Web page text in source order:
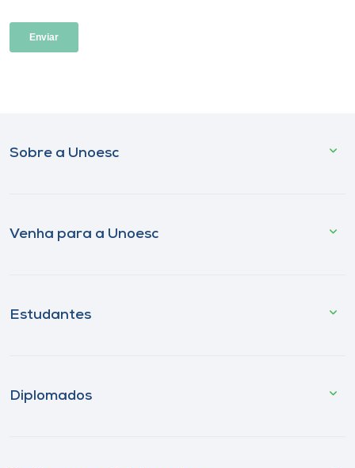
Sobre a Unoesc
Venha para a Unoesc
Estudantes
Diplomados